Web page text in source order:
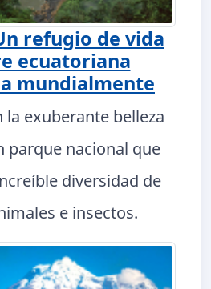
refugio de vida
ecuatoriana
mundialmente
la exuberante belleza
parque nacional que
diversidad de
e insectos.